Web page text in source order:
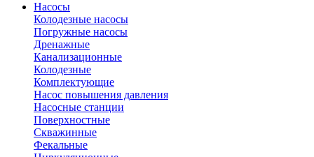
Насосы
Колодезные насосы
Погружные насосы
Дренажные
Канализационные
Колодезные
Комплектующие
Насос повышения давления
Насосные станции
Поверхностные
Скважинные
Фекальные